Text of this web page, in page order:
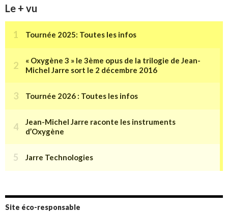
Le + vu
Site éco-responsable